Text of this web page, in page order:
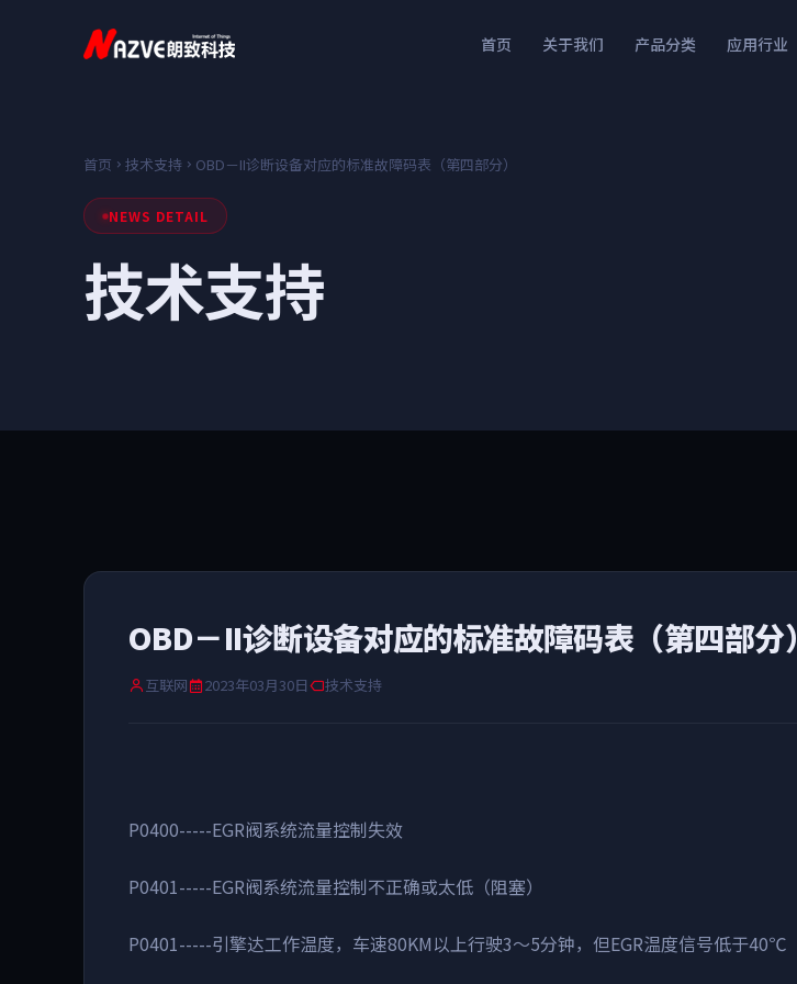
首页 关于我们 产品分类 应用行业
首页 技术支持 OBD－II诊断设备对应的标准故障码表（第四部分）
NEWS DETAIL
技术支持
OBD－II诊断设备对应的标准故障码表（第四部分）
互联网 2023年03月30日 技术支持
P0400-----EGR阀系统流量控制失效
P0401-----EGR阀系统流量控制不正确或太低（阻塞）
P0401-----引擎达工作温度，车速80KM以上行驶3～5分钟，但EGR温度信号低于40℃